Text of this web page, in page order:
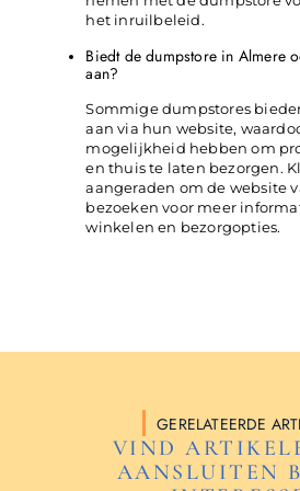
het inruilbeleid.
Biedt de dumpstore in Almere
aan?
Sommige dumpstores
aan via hun website,
mogelijkheid hebben om
en thuis te laten bezorgen.
aangeraden om de website
bezoeken voor meer
winkelen en bezorgopties.
GERELATEERDE
VIND
AANSLUITEN